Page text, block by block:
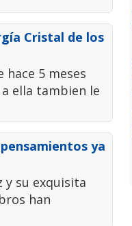
Cristal de los
5 meses
ella tambien le
ya
y su exquisita
han